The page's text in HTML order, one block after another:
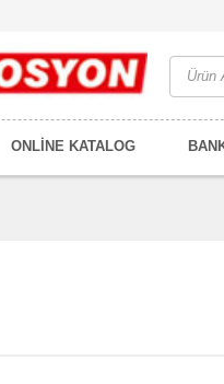
ONLİNE KATALOG